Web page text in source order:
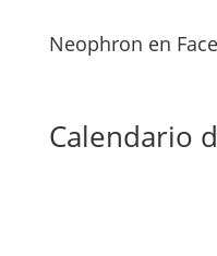
Neophron en
Calendario